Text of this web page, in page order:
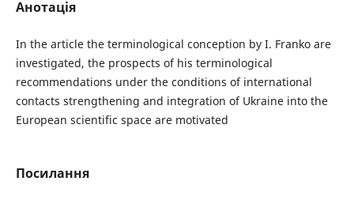
Анотація
In the article the terminological conception by I. Franko are
investigated, the prospects of his terminological
recommendations under the conditions of international
contacts strengthening and integration of Ukraine into the
European scientific space are motivated
Посилання